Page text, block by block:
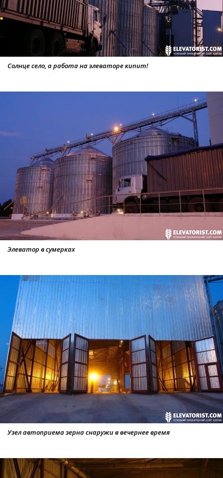
Солнце село, а работа на элеваторе кипит!
Элеватор в сумерках
Узел автоприема зерна снаружи в вечернее время